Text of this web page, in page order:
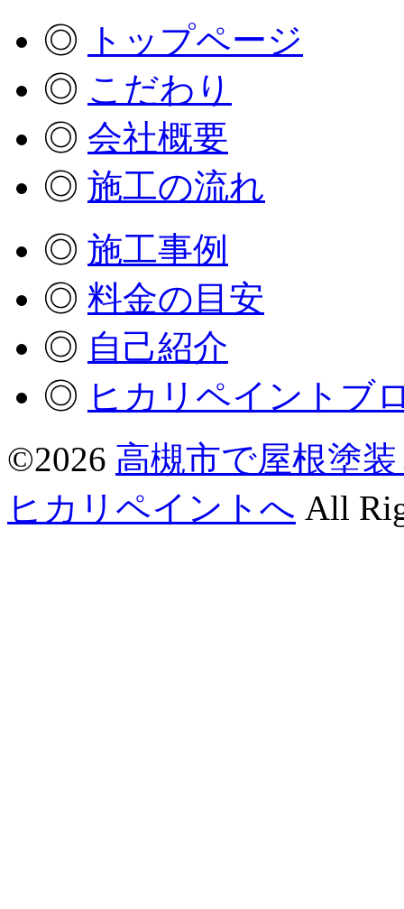
◎
トップページ
◎ こだわり
◎ 会社概要
◎ 施工の流れ
◎ 施工事例
◎ 料金の目安
◎ 自己紹介
◎ ヒカリペイントブ
©2026 高槻市で屋根塗
ヒカリペイントへ All